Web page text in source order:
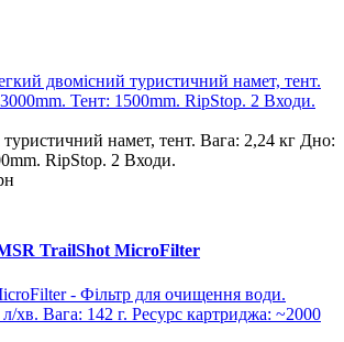
намет, тент. Вага: 2,24 кг Дно:
RipStop. 2 Входи.
TrailShot MicroFilter